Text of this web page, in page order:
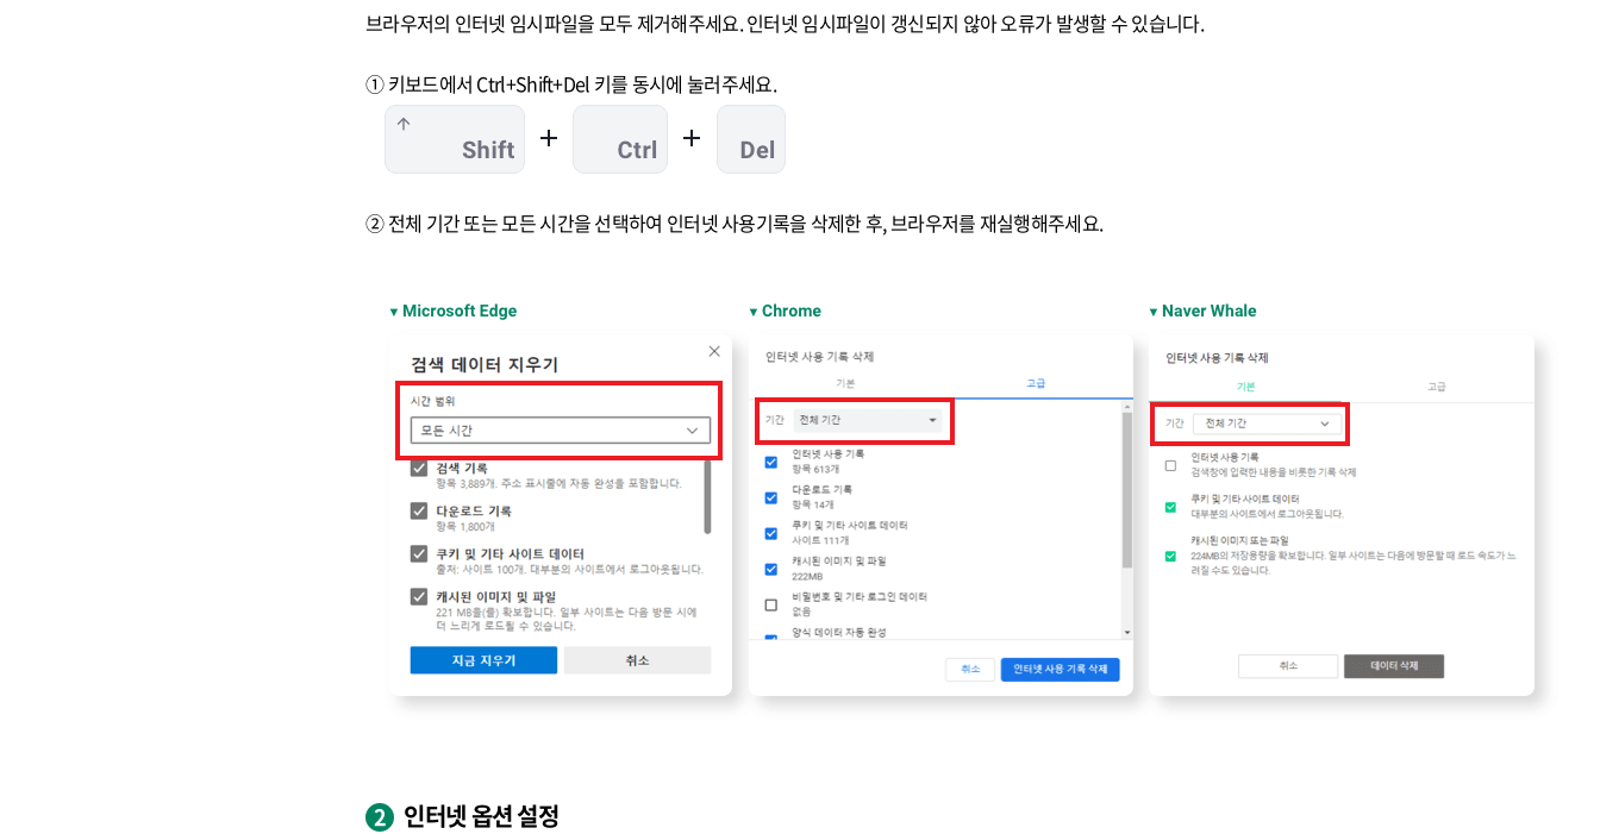
브라우저의 인터넷 임시파일을 모두 제거해주세요. 인터넷 임시파일이 갱신되지 않아 오류가 발생할 수 있습니다.
① 키보드에서 Ctrl+Shift+Del 키를 동시에 눌러주세요.
② 전체 기간 또는 모든 시간을 선택하여 인터넷 사용기록을 삭제한 후, 브라우저를 재실행해주세요.
2 인터넷 옵션 설정